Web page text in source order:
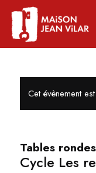
Cet évènement
Tables rondes
Cycle Les